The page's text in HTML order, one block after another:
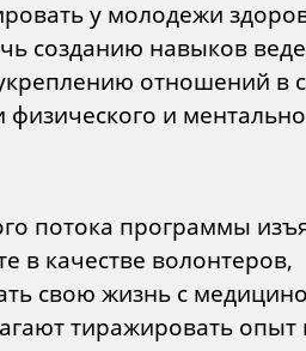
у молодежи
созданию навыков
отношений в
физического и
потока программы
в качестве волонтеров,
свою жизнь с
тиражировать опыт